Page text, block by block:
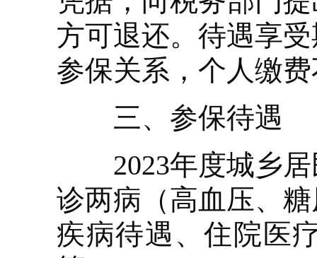
方可退还。待遇享
参保关系，个人缴
三、参保待遇
2023年度城乡居
诊两病（高血压、
疾病待遇、住院医